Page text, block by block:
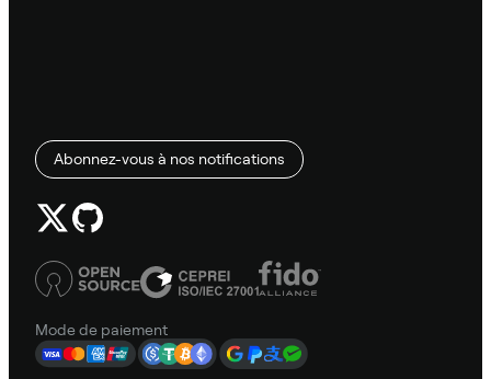
Abonnez-vous à nos notifications
Mode de paiement